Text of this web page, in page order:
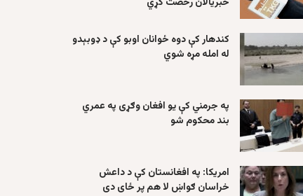
کندهار کې دوه ځوانان اوبو کې د ډوبېدو
له امله مړه شوي
په جرمني کې یو افغان وګړی په عمري
بند محکوم شو
امریکا: په افغانستان کې د داعش
خراسان ګواښ لا هم پر ځای دی